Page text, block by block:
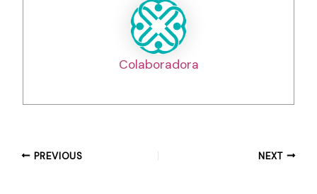
Colaboradora
PREVIOUS NEXT